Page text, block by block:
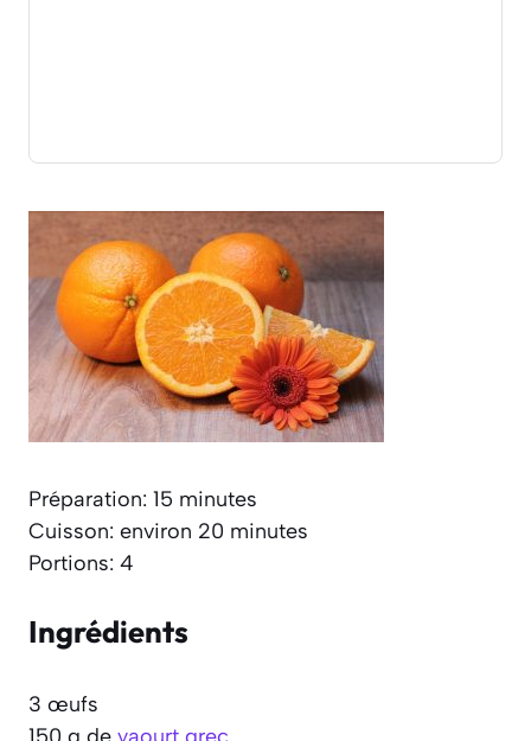
Préparation: 15 minutes
Cuisson: environ 20 minutes
Portions: 4
Ingrédients
3 œufs